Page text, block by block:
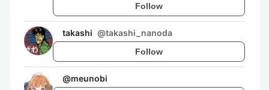
Follow
takashi @takashi_nanoda
Follow
@meunobi